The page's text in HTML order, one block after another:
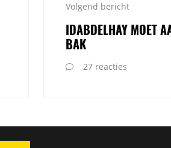
Volgend bericht
IDABDELHAY MOET
BAK
27 reacties